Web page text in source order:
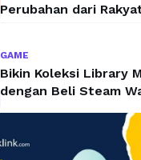
Perubahan dari
GAME
Bikin Koleksi Library
dengan Beli Steam